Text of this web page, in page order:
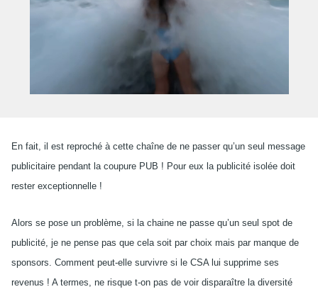
En fait, il est reproché à cette chaîne de ne passer qu’un seul message
publicitaire pendant la coupure PUB ! Pour eux la publicité isolée doit
rester exceptionnelle !
Alors se pose un problème, si la chaine ne passe qu’un seul spot de
publicité, je ne pense pas que cela soit par choix mais par manque de
sponsors. Comment peut-elle survivre si le CSA lui supprime ses
revenus ! A termes, ne risque t-on pas de voir disparaître la diversité